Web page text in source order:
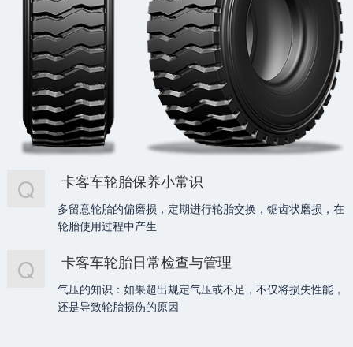
Q 卡客车轮胎保养小常识
多留意轮胎的偏磨损，定期进行轮胎交换，锯齿状磨损，在
轮胎使用过程中产生
Q 卡客车轮胎日常检查与管理
气压的知识：如果超出规定气压或不足，不仅将损失性能，
还是导致轮胎损伤的原因